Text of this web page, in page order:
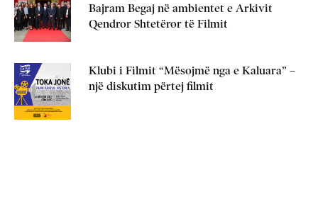
Bajram Begaj në ambientet e Arkivit
Qendror Shtetëror të Filmit
Klubi i Filmit “Mësojmë nga e Kaluara” –
një diskutim përtej filmit